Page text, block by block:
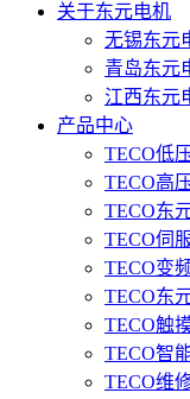
关于东元电机
无锡东元
青岛东元
江西东元
产品中心
TECO低
TECO高
TECO东
TECO伺
TECO变
TECO东
TECO触
TECO智
TECO维